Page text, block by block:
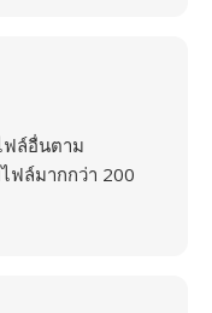
ฟล์อื่นตาม
ฟล์มากกว่า 200